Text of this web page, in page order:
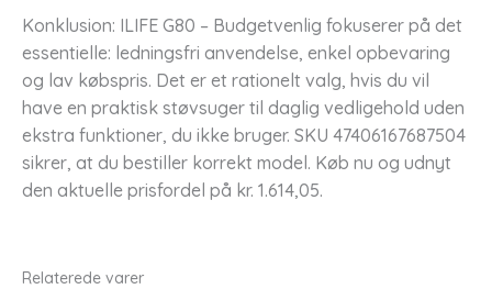
Konklusion: ILIFE G80 – Budgetvenlig fokuserer på det
essentielle: ledningsfri anvendelse, enkel opbevaring
og lav købspris. Det er et rationelt valg, hvis du vil
have en praktisk støvsuger til daglig vedligehold uden
ekstra funktioner, du ikke bruger. SKU 47406167687504
sikrer, at du bestiller korrekt model. Køb nu og udnyt
den aktuelle prisfordel på kr. 1.614,05.
Relaterede varer